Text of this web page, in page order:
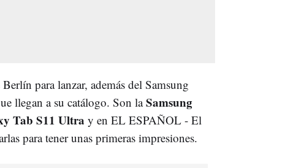
para lanzar, además del Samsung
llegan a su catálogo. Son laSamsung
Tab S11 Ultra y en EL ESPAÑOL - El
para tener unas primeras impresiones.